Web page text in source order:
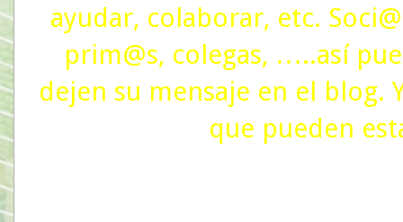
ayudar, colaborar, etc.
prim@s, colegas, …..así
dejen su mensaje en el blog.
que pueden